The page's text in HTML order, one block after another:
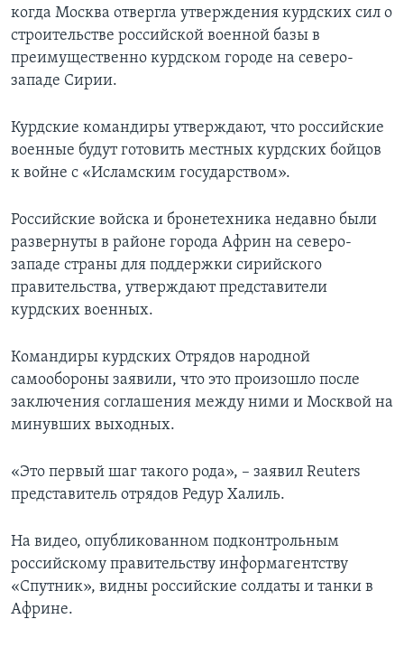
когда Москва отвергла утверждения курдских сил о
строительстве российской военной базы в
преимущественно курдском городе на северо-
западе Сирии.
Курдские командиры утверждают, что российские
военные будут готовить местных курдских бойцов
к войне с «Исламским государством».
Российские войска и бронетехника недавно были
развернуты в районе города Африн на северо-
западе страны для поддержки сирийского
правительства, утверждают представители
курдских военных.
Командиры курдских Отрядов народной
самообороны заявили, что это произошло после
заключения соглашения между ними и Москвой на
минувших выходных.
«Это первый шаг такого рода», – заявил Reuters
представитель отрядов Редур Халиль.
На видео, опубликованном подконтрольным
российскому правительству информагентству
«Спутник», видны российские солдаты и танки в
Африне.